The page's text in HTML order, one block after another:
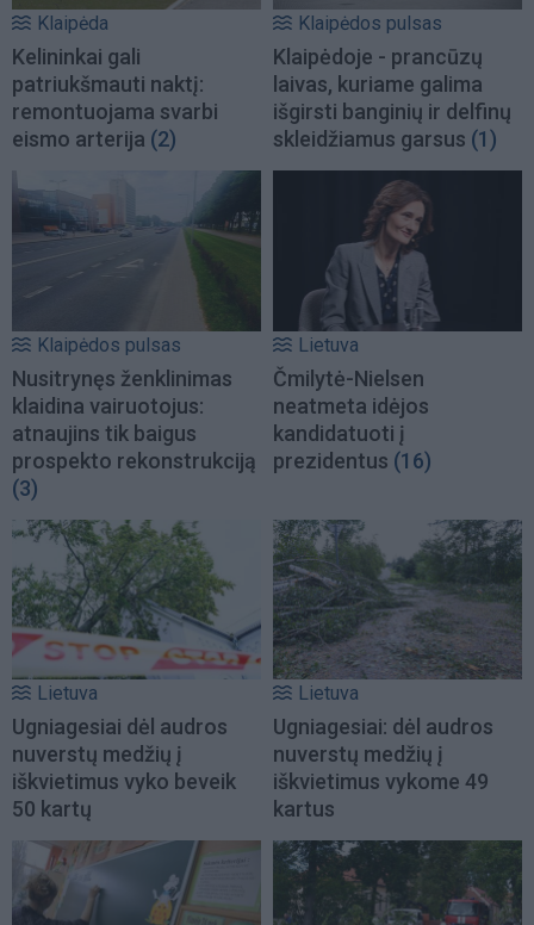
Klaipėda
Kelininkai gali
patriukšmauti naktį:
remontuojama svarbi
eismo arterija (2)
Klaipėdos pulsas
Klaipėdoje - prancūzų
laivas, kuriame galima
išgirsti banginių ir delfinų
skleidžiamus garsus (1)
Klaipėdos pulsas
Nusitrynęs ženklinimas
klaidina vairuotojus:
atnaujins tik baigus
prospekto rekonstrukciją
(3)
Lietuva
Čmilytė-Nielsen
neatmeta idėjos
kandidatuoti į
prezidentus (16)
Lietuva
Ugniagesiai dėl audros
nuverstų medžių į
iškvietimus vyko beveik
50 kartų
Lietuva
Ugniagesiai: dėl audros
nuverstų medžių į
iškvietimus vykome 49
kartus